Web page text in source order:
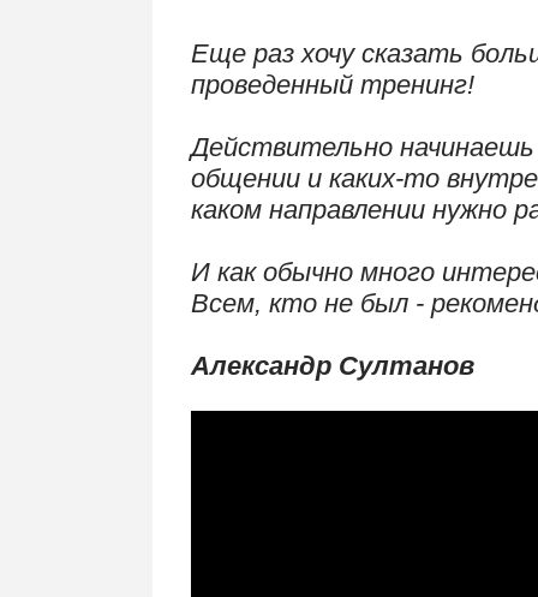
Еще раз хочу сказать
проведенный тренинг!
Действительно
общении и каких-то
каком направлении нужно
И как обычно много
Всем, кто не был -
Александр Султанов